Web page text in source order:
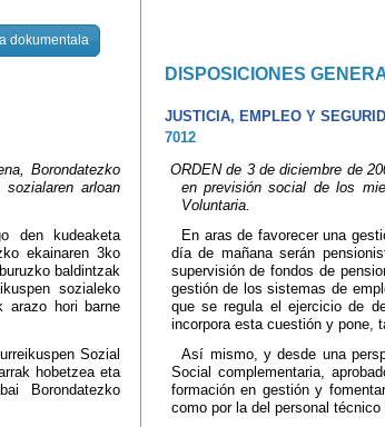
dokumentala
DISPOSICIONES
JUSTICIA, EMPLEO Y
7012
Borondatezko
arloan
ORDEN de 3 de diciembre de
en previsión social de los
Voluntaria.
den kudeaketa
ekainaren 3ko
baldintzak
sozialeko
arazo hori barne
En aras de favorecer una
día de mañana serán
supervisión de fondos de
gestión de los sistemas de
que se regula el ejercicio de
incorpora esta cuestión y pone,
Sozial
hobetzea eta
Borondatezko
Así mismo, y desde una
Social complementaria,
formación en gestión y
como por la del personal